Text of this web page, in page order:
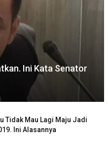
Ini Kata Senator
Tidak Mau Lagi Maju Jadi
Ini Alasannya